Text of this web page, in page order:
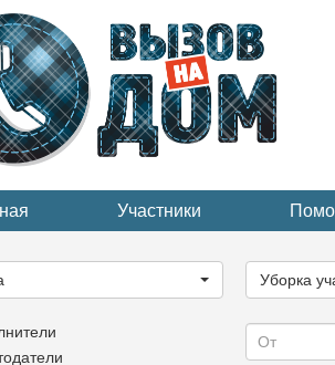
Участники
Уборка